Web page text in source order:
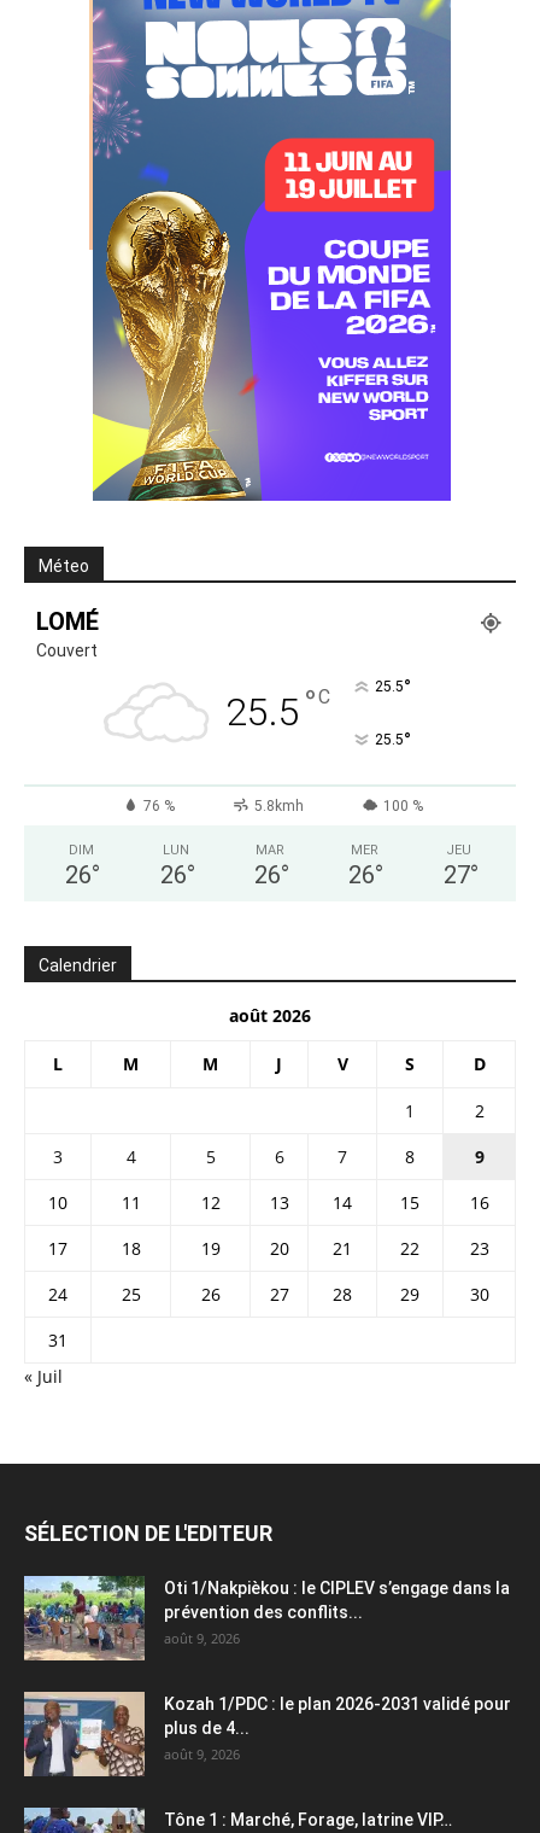
Méteo
LOMÉ
Couvert
25.5 °C 25.5°
25.5°
76 % 5.8kmh 100 %
DIM
26°
LUN
26°
MAR
26°
MER
26°
JEU
27°
Calendrier
août 2026
L M M J V S D
1
2
3
4 5 6 7 8
9
10
11 12 13 14 15
16
17
18 19 20 21 22
23
24
25 26 27 28 29
30
31
« Juil
SÉLECTION DE L'EDITEUR
Oti 1/Nakpièkou : le CIPLEV s’engage dans la
prévention des conflits...
août 9, 2026
Kozah 1/PDC : le plan 2026-2031 validé pour
plus de 4...
août 9, 2026
Tône 1 : Marché, Forage, latrine VIP…